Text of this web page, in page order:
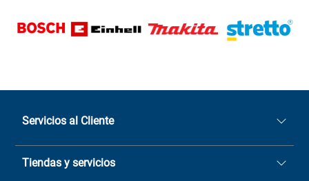
Servicios al Cliente
Quiénes somos
Sucursales
Tiendas y servicios